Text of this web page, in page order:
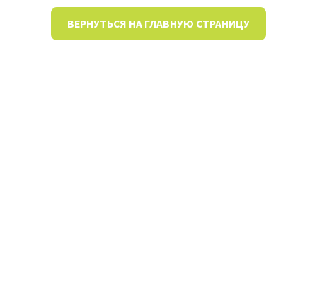
ВЕРНУТЬСЯ НА ГЛАВНУЮ СТРАНИЦУ